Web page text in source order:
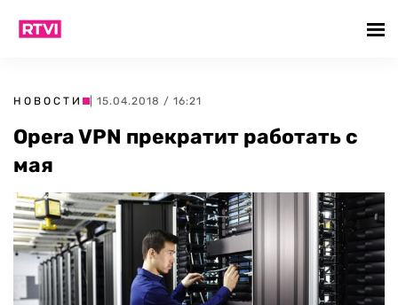
НОВОСТИ | 15.04.2018 / 16:21
Opera VPN прекратит работать с
мая